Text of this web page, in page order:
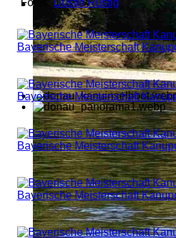
Fotos: Dustin Rüstig
Bayerische Meisterschaft
Bayerische Meisterschaft
Bayerische Meisterschaft
Bayerische Meisterschaft